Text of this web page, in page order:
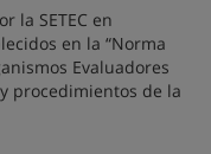
la SETEC en
en la “Norma
Evaluadores
procedimientos de la